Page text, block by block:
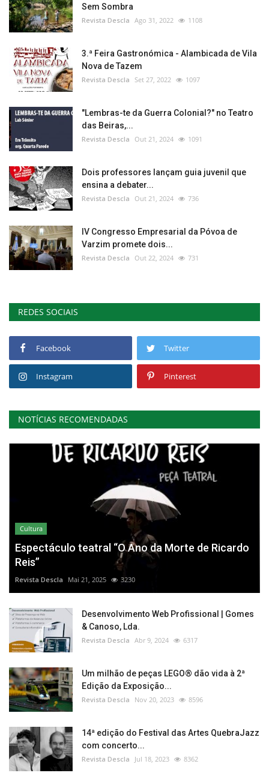
Sem Sombra
Revista Descla Ago 31, 2022 1108
3.ª Feira Gastronómica - Alambicada de Vila
Nova de Tazem
Revista Descla Set 27, 2022 1097
"Lembras-te da Guerra Colonial?" no Teatro
das Beiras,...
Revista Descla Out 21, 2024 1091
Dois professores lançam guia juvenil que
ensina a debater...
Revista Descla Out 21, 2024 736
IV Congresso Empresarial da Póvoa de
Varzim promete dois...
Revista Descla Out 22, 2024 731
REDES SOCIAIS
Facebook Twitter
Instagram Pinterest
NOTÍCIAS RECOMENDADAS
Cultura
Espectáculo teatral “O Ano da Morte de Ricardo
Reis”
Revista Descla Mai 21, 2025 3230
Desenvolvimento Web Profissional | Gomes
& Canoso, Lda.
Revista Descla Abr 9, 2024 6317
Um milhão de peças LEGO® dão vida à 2ª
Edição da Exposição...
Revista Descla Nov 20, 2023 8596
14ª edição do Festival das Artes QuebraJazz
com concerto...
Revista Descla Jul 18, 2023 8362